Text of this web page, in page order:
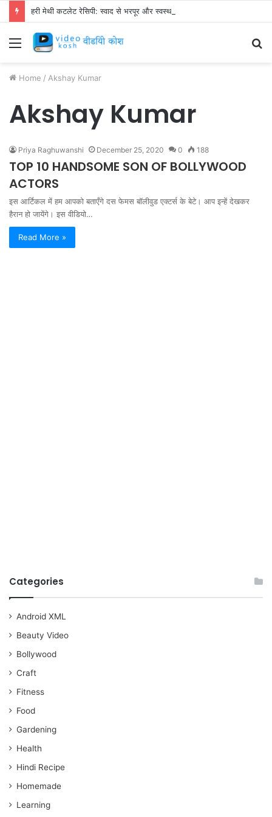
हरी मेथी कटलेट रेसिपी: स्वाद से भरपूर और स्वस्थ नाश्ता बनाएं!
Menu
Home / Akshay Kumar
Akshay Kumar
Priya Raghuwanshi December 25, 2020 0 188
TOP 10 HANDSOME SON OF BOLLYWOOD
ACTORS
इस आर्टिकल में हम आपको बताएँगे दस फेमस बॉलीवुड एक्टर्स के बेटे। आप इन्हें देखकर
हैरान हो जायेंगे। इस वीडियो…
Read More »
Categories
Android XML
Beauty Video
Bollywood
Craft
Fitness
Food
Gardening
Health
Hindi Recipe
Homemade
Learning